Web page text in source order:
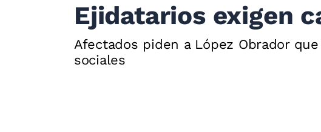
Ejidatarios exigen
Afectados piden a López Obrador
sociales